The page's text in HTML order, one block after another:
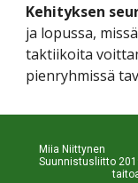
Kehityksen
ja lopussa,
taktiikoita
pienryhmissä
Miia Niittynen
Suunnistusliitto